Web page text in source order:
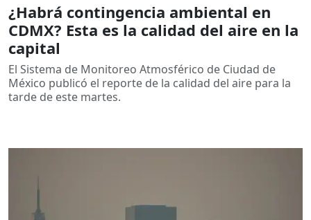
¿Habrá contingencia ambiental en
CDMX? Esta es la calidad del aire en la
capital
El Sistema de Monitoreo Atmosférico de Ciudad de
México publicó el reporte de la calidad del aire para la
tarde de este martes.